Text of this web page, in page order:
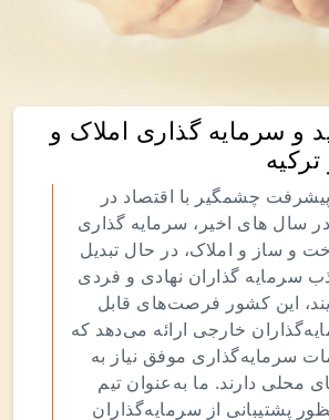
و سرمایه گذاری املاک و
پیشرفت چشمگیر با اقتصاد در
سال های اخیر، سرمایه گذاری
و ساز و املاک، در حال تبدیل
سرمایه گذاران نهادی و فردی
این کشور فرصت‌های قابل
خارجی ارائه می‌دهد که
سرمایه‌گذاری موفق نیاز به
محلی دارند. ما به‌عنوان تیم
پشتیبانی از سرمایه‌گذاران